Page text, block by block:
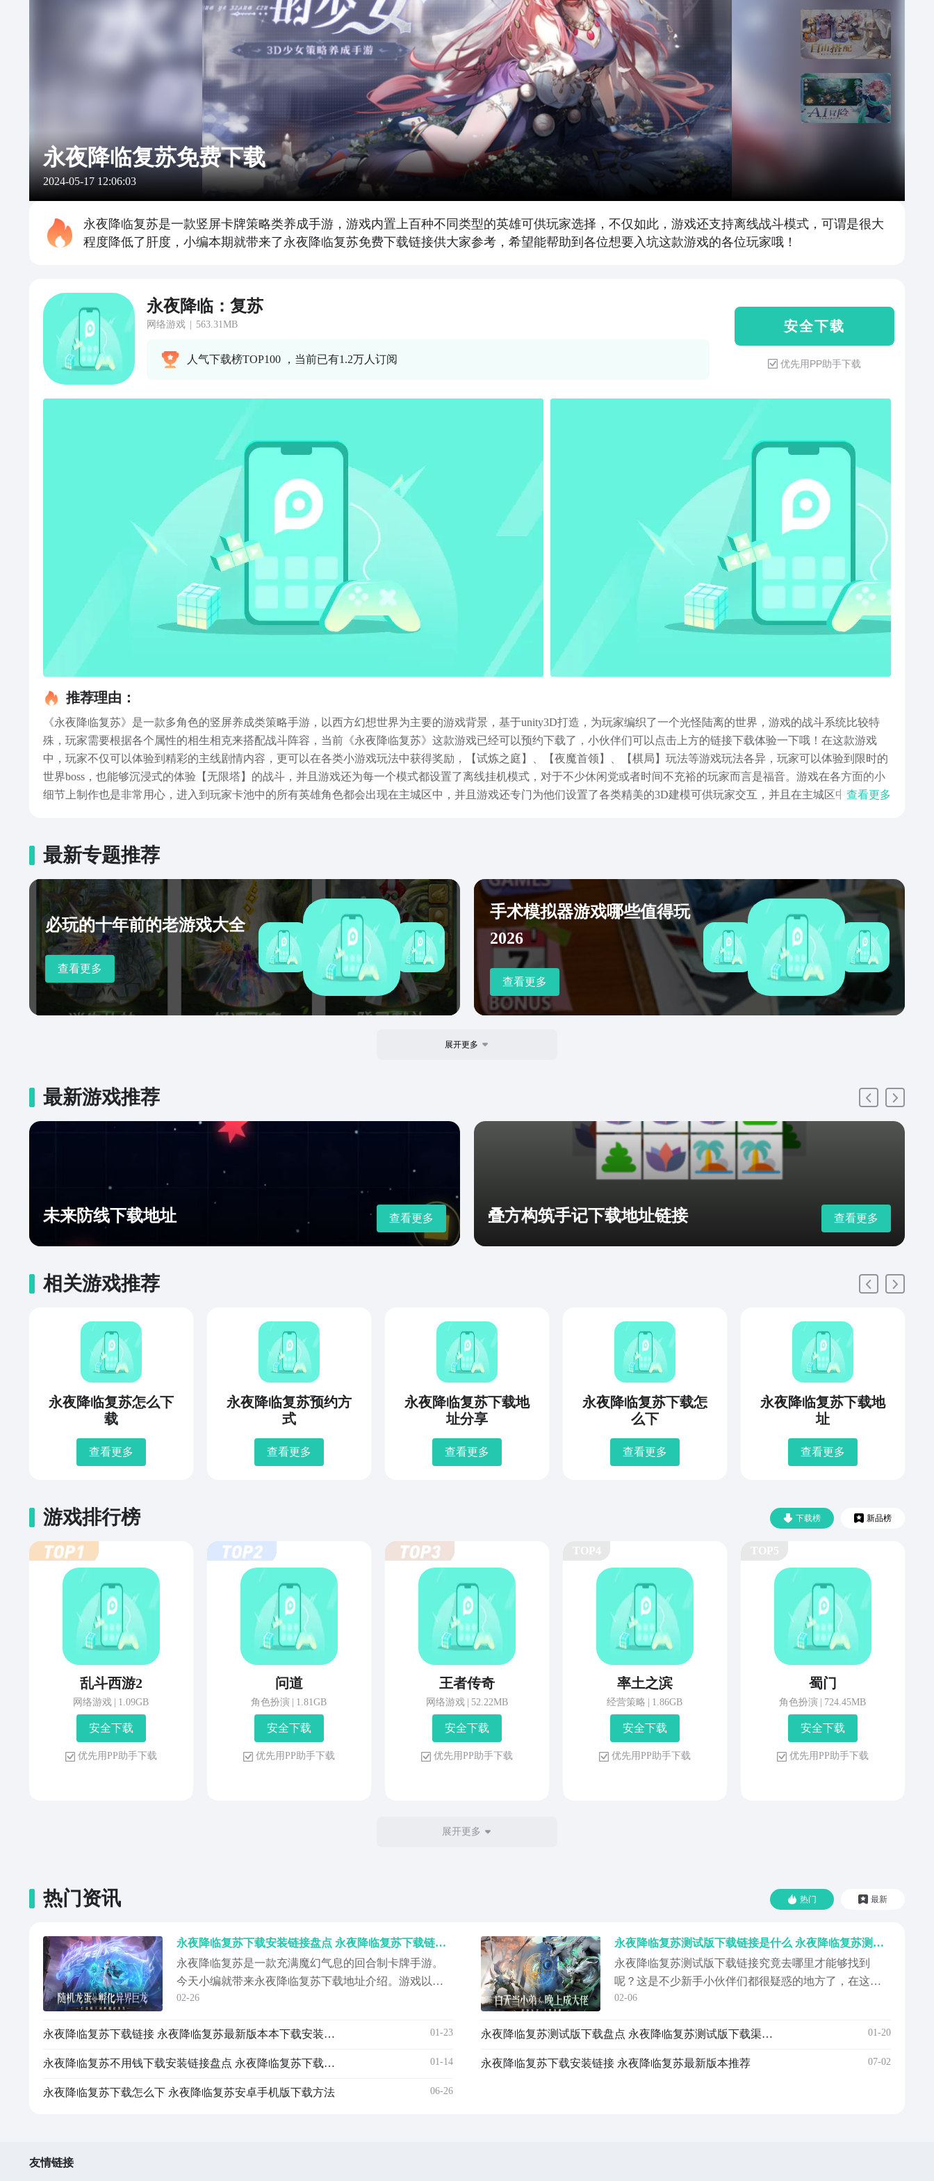
永夜降临复苏免费下载
2024-05-17 12:06:03
永夜降临复苏是一款竖屏卡牌策略类养成手游，游戏内置上百种不同类型的英雄可供玩家选择，不仅如此，游戏还支持离线战斗模式，可谓是很大
程度降低了肝度，小编本期就带来了永夜降临复苏免费下载链接供大家参考，希望能帮助到各位想要入坑这款游戏的各位玩家哦！
永夜降临：复苏
网络游戏 563.31MB
人气下载榜TOP100 ，当前已有1.2万人订阅
安 全 下 载
优先用PP助手下载
推荐理由：
《永夜降临复苏》是一款多角色的竖屏养成类策略手游，以西方幻想世界为主要的游戏背景，基于unity3D打造，为玩家编织了一个光怪陆离的世界，游戏的战斗系统比较特
殊，玩家需要根据各个属性的相生相克来搭配战斗阵容，当前《永夜降临复苏》这款游戏已经可以预约下载了，小伙伴们可以点击上方的链接下载体验一下哦！在这款游戏
中，玩家不仅可以体验到精彩的主线剧情内容，更可以在各类小游戏玩法中获得奖励，【试炼之庭】、【夜魔首领】、【棋局】玩法等游戏玩法各异，玩家可以体验到限时的
世界boss，也能够沉浸式的体验【无限塔】的战斗，并且游戏还为每一个模式都设置了离线挂机模式，对于不少休闲党或者时间不充裕的玩家而言是福音。游戏在各方面的小
细节上制作也是非常用心，进入到玩家卡池中的所有英雄角色都会出现在主城区中，并且游戏还专门为他们设置了各类精美的3D建模可供玩家交互，并且在主城区中的各类角
完本期内容的玩家可以有所收获！
查看更多
最新专题推荐
必玩的十年前的老游戏大全
查看更多
手术模拟器游戏哪些值得玩
2026
查看更多
展开更多
最新游戏推荐
未来防线下载地址 查看更多 叠方构筑手记下载地址链接 查看更多
相关游戏推荐
永夜降临复苏怎么下
载
查看更多
永夜降临复苏预约方
式
查看更多
永夜降临复苏下载地
址分享
查看更多
永夜降临复苏下载怎
么下
查看更多
永夜降临复苏下载地
址
查看更多
下载榜 新品榜
游戏排行榜
乱斗西游2
网络游戏 1.09GB
安 全 下 载
优 先 用 P P 助 手 下 载
问道
角色扮演 1.81GB
安 全 下 载
优 先 用 P P 助 手 下 载
王者传奇
网络游戏 52.22MB
安 全 下 载
优 先 用 P P 助 手 下 载
率土之滨
经营策略 1.86GB
安 全 下 载
优 先 用 P P 助 手 下 载
蜀门
角色扮演 724.45MB
安 全 下 载
优 先 用 P P 助 手 下 载
展开更多
热门 最新
热门资讯
永夜降临复苏下载安装链接盘点 永夜降临复苏下载链接推荐
永夜降临复苏是一款充满魔幻气息的回合制卡牌手游。
今天小编就带来永夜降临复苏下载地址介绍。游戏以西
方幻想世界为背景，呈现出一个极具层次感和复杂性的
组织的驱夜者，穿行于各个教派的纷争与危机之中。
临复苏#《《...
02-26
永夜降临复苏下载链接 永夜降临复苏最新版本本下载安装链接指引 01-23
永夜降临复苏不用钱下载安装链接盘点 永夜降临复苏下载地址指引 01-14
永夜降临复苏下载怎么下 永夜降临复苏安卓手机版下载方法 06-26
永夜降临复苏测试版下载链接是什么 永夜降临复苏测试版下载链接推荐
永夜降临复苏测试版下载链接究竟去哪里才能够找到
呢？这是不少新手小伙伴们都很疑惑的地方了，在这款
极具魅力的西方幻想风格游戏当中，玩家可以狩猎恶龙
链接分享供各位参考，希望这次的内容可以对大家有所
#永夜降临：...
02-06
永夜降临复苏测试版下载盘点 永夜降临复苏测试版下载渠道推荐 01-20
永夜降临复苏下载安装链接 永夜降临复苏最新版本推荐 07-02
友情链接